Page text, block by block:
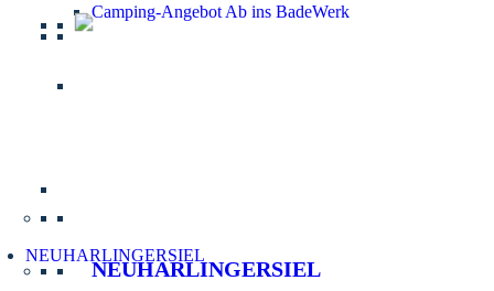
Camping-Angebot Ab ins BadeWerk
NEUHARLINGERSIEL
NEUHARLINGERSIEL